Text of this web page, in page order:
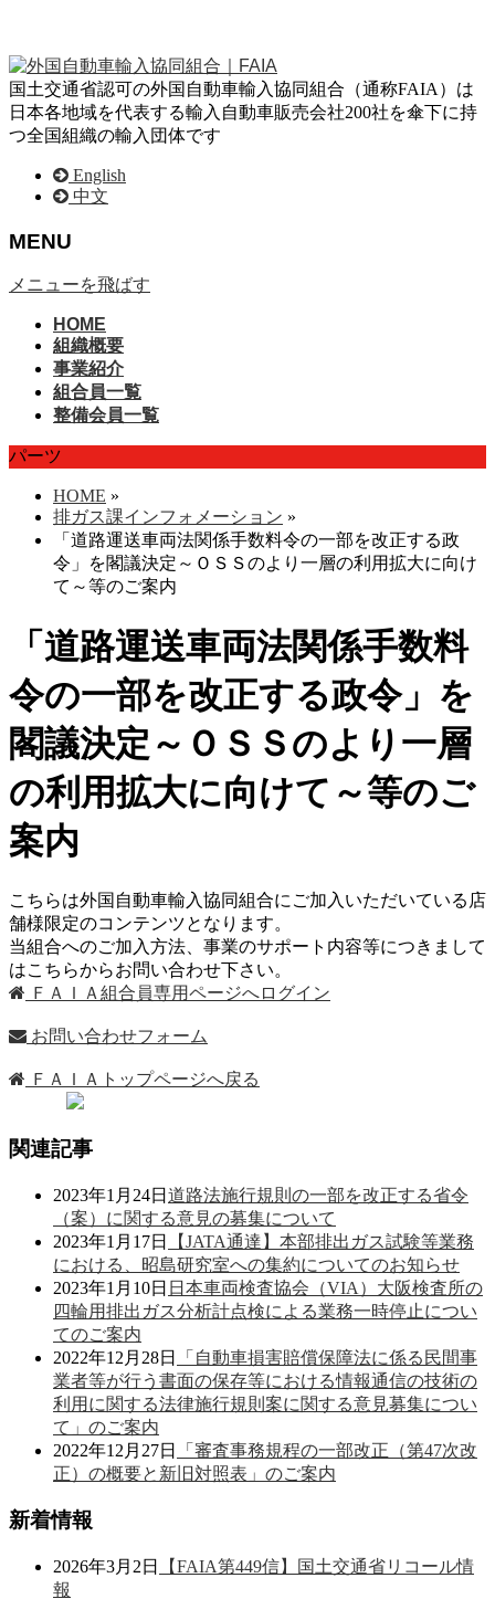
国土交通省認可の外国自動車輸入協同組合（通称FAIA）は
日本各地域を代表する輸入自動車販売会社200社を傘下に持
つ全国組織の輸入団体です
English
中文
MENU
メニューを飛ばす
HOME
組織概要
事業紹介
組合員一覧
整備会員一覧
パーツ
HOME »
排ガス課インフォメーション »
「道路運送車両法関係手数料令の一部を改正する政
令」を閣議決定～ＯＳＳのより一層の利用拡大に向け
て～等のご案内
「道路運送車両法関係手数料
令の一部を改正する政令」を
閣議決定～ＯＳＳのより一層
の利用拡大に向けて～等のご
案内
こちらは外国自動車輸入協同組合にご加入いただいている店
舗様限定のコンテンツとなります。
当組合へのご加入方法、事業のサポート内容等につきまして
はこちらからお問い合わせ下さい。
ＦＡＩＡ組合員専用ページへログイン
お問い合わせフォーム
ＦＡＩＡトップページへ戻る
関連記事
2023年1月24日 道路法施行規則の一部を改正する省令
（案）に関する意見の募集について
2023年1月17日
【JATA通達】本部排出ガス試験等業務
における、昭島研究室への集約についてのお知らせ
2023年1月10日 日本車両検査協会（VIA）大阪検査所の
四輪用排出ガス分析計点検による業務一時停止につい
てのご案内
2022年12月28日
「自動車損害賠償保障法に係る民間事
業者等が行う書面の保存等における情報通信の技術の
利用に関する法律施行規則案に関する意見募集につい
て」のご案内
2022年12月27日
「審査事務規程の一部改正（第47次改
正）の概要と新旧対照表」のご案内
新着情報
2026年3月2日
【FAIA第449信】国土交通省リコール情
報